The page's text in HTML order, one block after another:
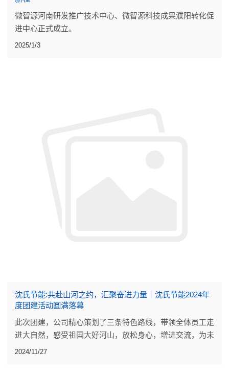
微智源河南研发推广技术中心、微智源科技成果濮阳转化促
进中心正式成立。
2025/1/3
沈氏节能:共赴山河之约，汇聚奋进力量｜沈氏节能2024年
度团建活动圆满落幕
此次团建，公司精心策划了三条特色路线，带领全体员工走
进大自然，感受祖国大好河山，放松身心，增进交流，为未
来发展积蓄力量。
2024/11/27